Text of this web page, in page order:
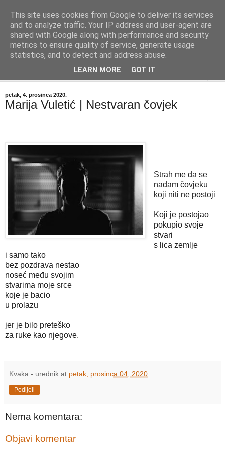
"Kvaka"
Časopis za književnost ISSN 2459-5632
petak, 4. prosinca 2020.
Marija Vuletić | Nestvaran čovjek
Strah me da se
nadam čovjeku
koji niti ne postoji
Koji je postojao
pokupio svoje
stvari
s lica zemlje
i samo tako
bez pozdrava nestao
noseć među svojim
stvarima moje srce
koje je bacio
u prolazu
jer je bilo preteško
za ruke kao njegove.
Kvaka - urednik at petak, prosinca 04, 2020
Podijeli
Nema komentara:
Objavi komentar
This site uses cookies from Google to deliver its services
and to analyze traffic. Your IP address and user-agent are
shared with Google along with performance and security
metrics to ensure quality of service, generate usage
statistics, and to detect and address abuse.
LEARN MORE GOT IT